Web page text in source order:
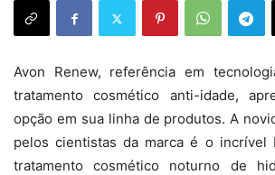
Avon Renew, referência em
tratamento cosmético anti-idade,
opção em sua linha de produtos. A
pelos cientistas da marca é o incrível
tratamento cosmético noturno de